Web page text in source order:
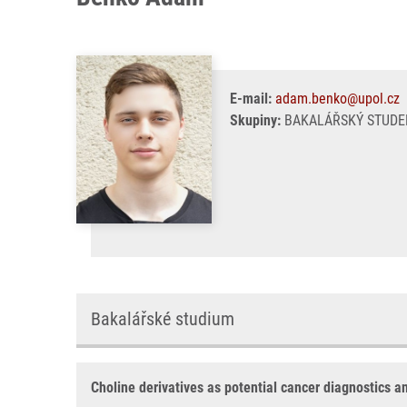
E-mail: adam.benko@upol.cz
Skupiny: BAKALÁŘSKÝ
Bakalářské studium
Choline derivatives as potential cancer diagnostics